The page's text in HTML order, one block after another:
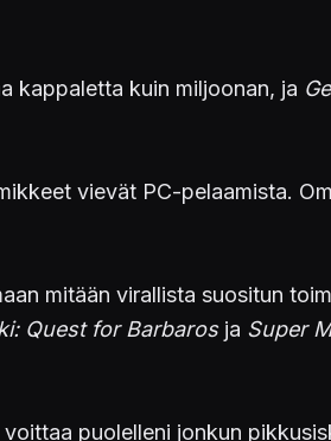
kappaletta kuin miljoonan, ja
vievät PC-pelaamista.
mitään virallista suositun
Quest for Barbarosja Super
puolelleni jonkun